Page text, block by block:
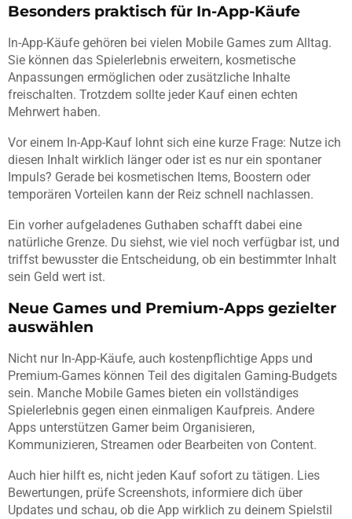
Besonders praktisch für In-App-Käufe
In-App-Käufe gehören bei vielen Mobile Games zum Alltag.
Sie können das Spielerlebnis erweitern, kosmetische
Anpassungen ermöglichen oder zusätzliche Inhalte
freischalten. Trotzdem sollte jeder Kauf einen echten
Mehrwert haben.
Vor einem In-App-Kauf lohnt sich eine kurze Frage: Nutze ich
diesen Inhalt wirklich länger oder ist es nur ein spontaner
Impuls? Gerade bei kosmetischen Items, Boostern oder
temporären Vorteilen kann der Reiz schnell nachlassen.
Ein vorher aufgeladenes Guthaben schafft dabei eine
natürliche Grenze. Du siehst, wie viel noch verfügbar ist, und
triffst bewusster die Entscheidung, ob ein bestimmter Inhalt
sein Geld wert ist.
Neue Games und Premium-Apps gezielter
auswählen
Nicht nur In-App-Käufe, auch kostenpflichtige Apps und
Premium-Games können Teil des digitalen Gaming-Budgets
sein. Manche Mobile Games bieten ein vollständiges
Spielerlebnis gegen einen einmaligen Kaufpreis. Andere
Apps unterstützen Gamer beim Organisieren,
Kommunizieren, Streamen oder Bearbeiten von Content.
Auch hier hilft es, nicht jeden Kauf sofort zu tätigen. Lies
Bewertungen, prüfe Screenshots, informiere dich über
Updates und schau, ob die App wirklich zu deinem Spielstil